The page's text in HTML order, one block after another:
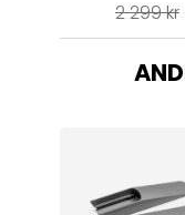
2 299 kr